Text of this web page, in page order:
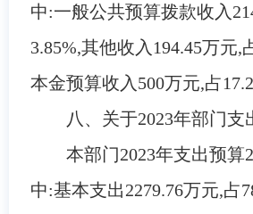
中:一般公共预算拨款收入
3.85%,其他收入 194.45万元,
本金预算收入500万元,占
八、关于2023年部门支
本部门2023年支出预算
中:基本支出2279.76万元,占